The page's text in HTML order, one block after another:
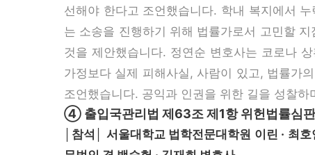
선해야 한다고 조언했습니다. 학내 복지에서
는 소송을 진행하기 위해 법률가로서 고민할
것을 제안했습니다. 정연순 변호사는 코로나
가정보다 실제 피해사실, 사람이 있고, 법률가
조언했습니다. 공익과 인권을 위한 길을 성찰
④ 출입국관리법 제63조 제1항 위헌법률심
│참석│ 서울대학교 법학전문대학원 이린 · 최